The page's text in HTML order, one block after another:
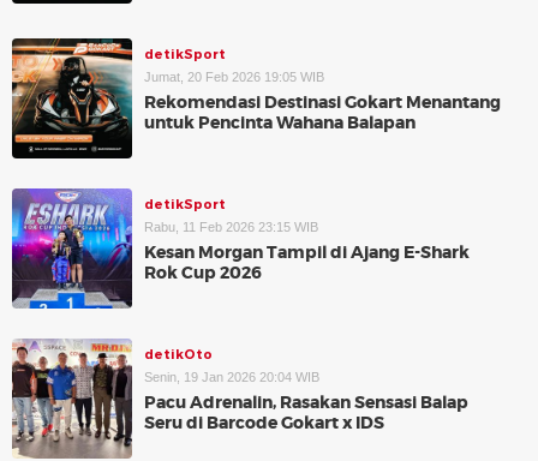
detikSport
Jumat, 20 Feb 2026 19:05 WIB
Rekomendasi Destinasi Gokart Menantang
untuk Pencinta Wahana Balapan
detikSport
Rabu, 11 Feb 2026 23:15 WIB
Kesan Morgan Tampil di Ajang E-Shark
Rok Cup 2026
detikOto
Senin, 19 Jan 2026 20:04 WIB
Pacu Adrenalin, Rasakan Sensasi Balap
Seru di Barcode Gokart x IDS